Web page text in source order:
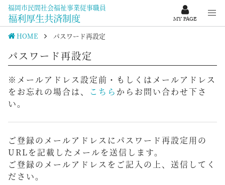
福岡市民間社会福祉事業従事職員
福利厚生共済制度 MY PAGE
HOME パスワード再設定
パスワード再設定
※メールアドレス設定前・もしくはメールアドレス
をお忘れの場合は、
こちら からお問い合わせ下さ
い。
ご登録のメールアドレスにパスワード再設定用の
URLを記載したメールを送信します。
ご登録のメールアドレスをご記入の上、送信してく
ださい。